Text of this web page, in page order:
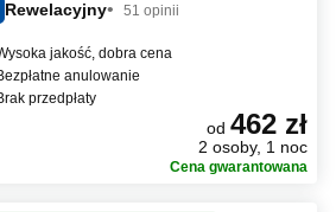
Rewelacyjny 51 opinii
jakość, dobra cena
anulowanie
przedpłaty
od 462 zł
2 osoby, 1 noc
Cena gwarantowana